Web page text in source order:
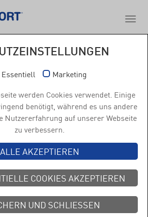
AUFGEPASST:
IST DA!
fast noch mehr Spaß als das
NEOX® sportstarke Unterstützung.
die Sicherheit eines GRIGRI®
eines Tubers – sprich das Beste aus
Essentiell
Marketing
werden Cookies verwendet. Einige
benötigt, während es uns andere
Nutzererfahrung auf unserer Webseite
zu verbessern.
ALLE AKZEPTIEREN
COOKIES AKZEPTIEREN
UND SCHLIESSEN